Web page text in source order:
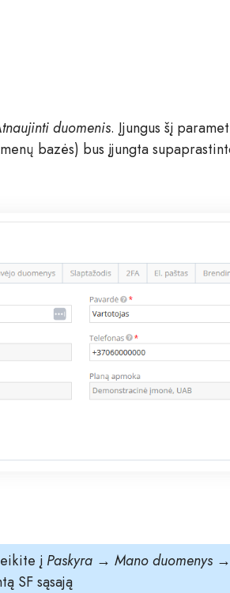
duomenis. Įjungus šį
bazės) bus įjungta
į Paskyra → Mano duomenys →
SF sąsają